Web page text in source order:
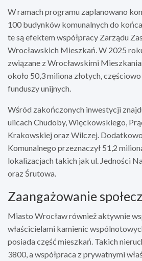
W ramach programu zaplanowano
100 budynków komunalnych do
te są efektem współpracy Zarządu
Wrocławskich Mieszkań. W 2025
związane z Wrocławskimi
około 50,3 miliona złotych,
funduszy unijnych.
Wśród zakończonych inwestycji
ulicach Chudoby, Więckowskiego,
Krakowskiej oraz Wilczej.
Komunalnego przeznaczył 51,2
lokalizacjach takich jak ul. Jedności
oraz Śrutowa.
Zaangażowanie
Miasto Wrocław również aktywnie
właścicielami kamienic
posiada część mieszkań. Takich
3800, a współpraca z prywatnymi